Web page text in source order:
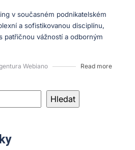
v současném podnikatelském
a sofistikovanou disciplínu,
patřičnou vážností a odborným
Webiano Read more
Hledat